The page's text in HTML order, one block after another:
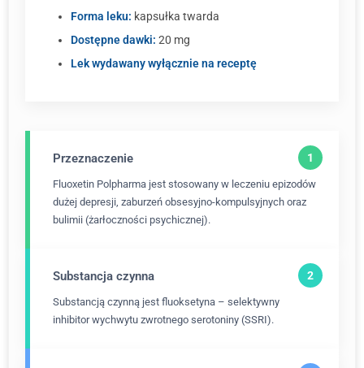
Forma leku: kapsułka twarda
Dostępne dawki: 20 mg
Lek wydawany wyłącznie na receptę
Przeznaczenie
Fluoxetin Polpharma jest stosowany w leczeniu epizodów
dużej depresji, zaburzeń obsesyjno-kompulsyjnych oraz
bulimii (żarłoczności psychicznej).
Substancja czynna
Substancją czynną jest fluoksetyna – selektywny
inhibitor wychwytu zwrotnego serotoniny (SSRI).